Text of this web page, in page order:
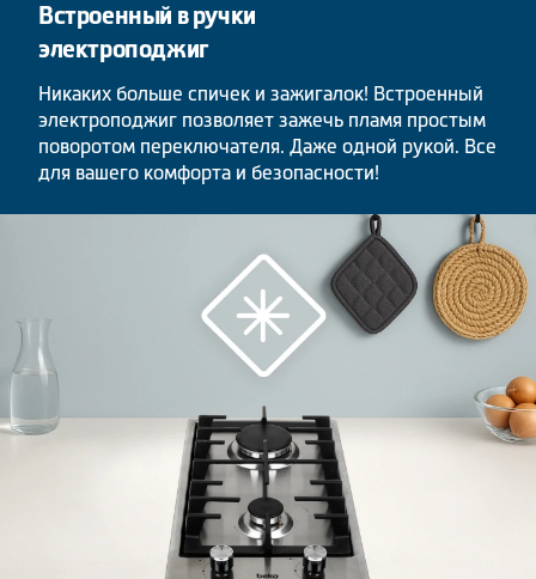
Встроенный в ручки
электроподжиг
Никаких больше спичек и зажигалок! Встроенный
электроподжиг позволяет зажечь пламя простым
поворотом переключателя. Даже одной рукой. Все
для вашего комфорта и безопасности!